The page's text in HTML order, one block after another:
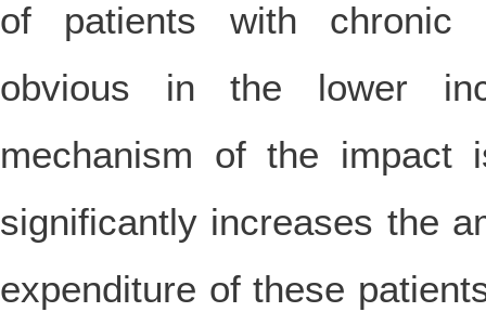
of patients with chronic
obvious in the lower
mechanism of the impact
significantly increases the
expenditure of these